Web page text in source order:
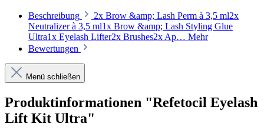
Beschreibung
2x Brow &amp; Lash Perm à 3,5 ml2x
Neutralizer à 3,5 ml1x Brow &amp; Lash Styling Glue
Ultra1x Eyelash Lifter2x Brushes2x Ap… Mehr
Bewertungen
Menü schließen
Produktinformationen "Refetocil Eyelash
Lift Kit Ultra"